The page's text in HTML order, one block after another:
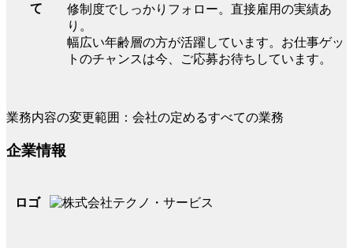
て
修制度でしっかりフォロー。直接雇用の実績あ
り。
幅広い年齢層の方が活躍しています。お仕事ゲッ
トのチャンスは今、ご応募お待ちしています。
業務内容の変更範囲：会社の定めるすべての業務
企業情報
ロゴ